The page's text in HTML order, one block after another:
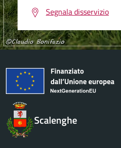
Segnala disservizio
Scalenghe